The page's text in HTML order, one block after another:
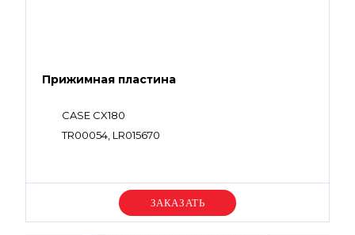
Прижимная пластина
CASE CX180
TR00054, LR015670
Уточняйте цену